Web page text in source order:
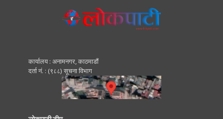
कार्यालय : अनामनगर, काठमाडाैं
दर्ता नं. : (९८८) सूचना विभाग